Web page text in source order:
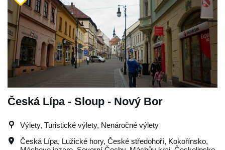
Česká Lípa - Sloup - Nový Bor
Výlety, Turistické výlety, Nenáročné výlety
Česká Lípa, Lužické hory, České středohoří, Kokořínsko,